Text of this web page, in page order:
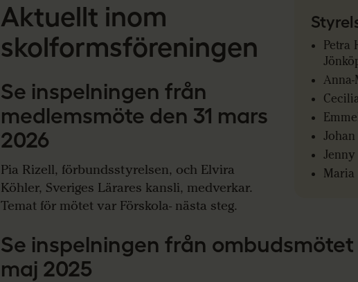
Petra
Jenny
Maria
Aktuellt inom
skolformsföreningen
Se inspelningen från
medlemsmöte den 31 mars
2026
Pia Rizell, förbundsstyrelsen, och Elvira
Köhler, Sveriges Lärares kansli, medverkar.
Temat för mötet var Förskola- nästa steg.
Se inspelningen från ombudsmötet
maj 2025